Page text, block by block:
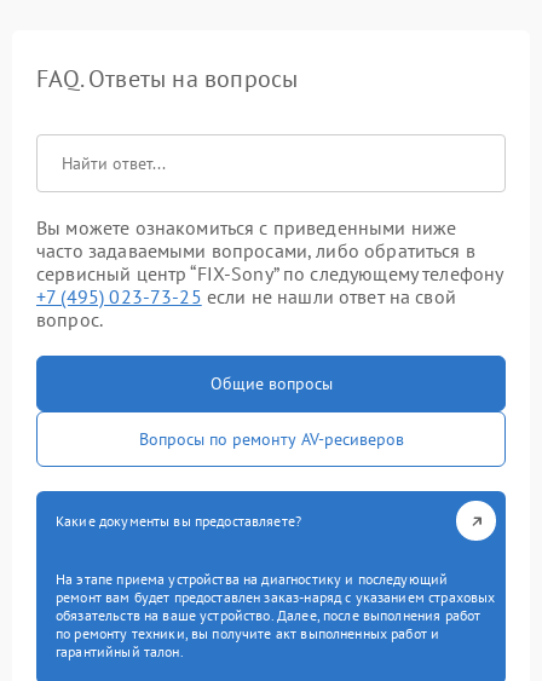
FAQ. Ответы на вопросы
Вы можете ознакомиться с приведенными ниже
часто задаваемыми вопросами, либо обратиться в
сервисный центр “FIX-Sony” по следующему телефону
+7 (495) 023-73-25 если не нашли ответ на свой
вопрос.
Общие вопросы
Вопросы по ремонту AV-ресиверов
Какие документы вы предоставляете?
На этапе приема устройства на диагностику и последующий
ремонт вам будет предоставлен заказ-наряд с указанием страховых
обязательств на ваше устройство. Далее, после выполнения работ
по ремонту техники, вы получите акт выполненных работ и
гарантийный талон.